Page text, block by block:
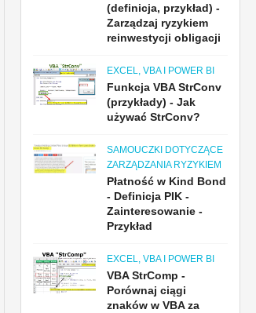
(definicja, przykład) -
Zarządzaj ryzykiem
reinwestycji obligacji
EXCEL, VBA I POWER BI
Funkcja VBA StrConv
(przykłady) - Jak
używać StrConv?
SAMOUCZKI DOTYCZĄCE
ZARZĄDZANIA RYZYKIEM
Płatność w Kind Bond
- Definicja PIK -
Zainteresowanie -
Przykład
EXCEL, VBA I POWER BI
VBA StrComp -
Porównaj ciągi
znaków w VBA za